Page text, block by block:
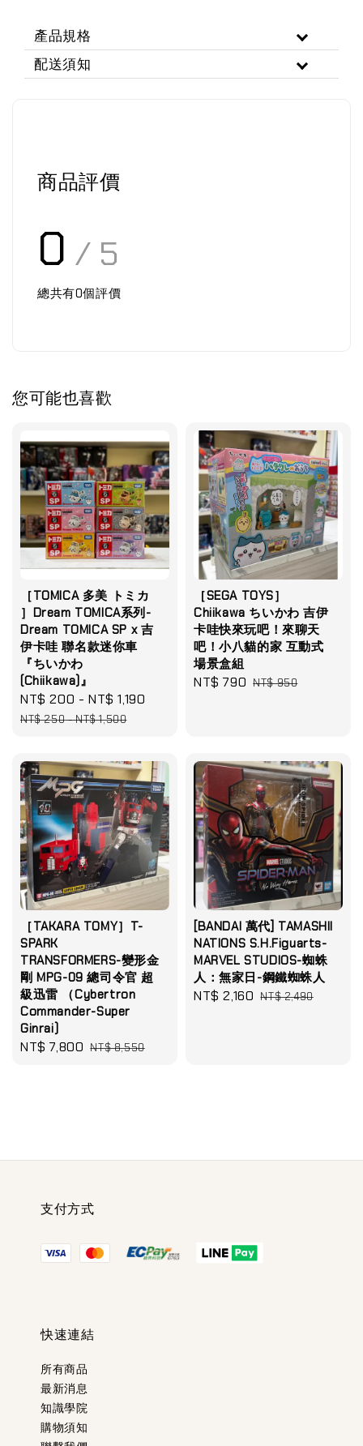
產品規格
配送須知
商品評價
0 / 5
總共有0個評價
您可能也喜歡
［TOMICA 多美 トミカ
］Dream TOMICA系列-
Dream TOMICA SP x 吉
伊卡哇 聯名款迷你車
『ちいかわ
(Chiikawa)』
Sale
price
NT$ 200 -NT$ 1,190
NT$ 250-NT$ 1,500
［SEGA TOYS］
Chiikawa ちいかわ 吉伊
卡哇快來玩吧！來聊天
吧！小八貓的家 互動式
場景盒組
Sale
NT$ 790 Regular
NT$ 950
［TAKARA TOMY］T-
SPARK
TRANSFORMERS-變形金
剛 MPG-09 總司令官 超
級迅雷 （Cybertron
Commander-Super
Ginrai)
Sale
NT$ 7,800 Regular
NT$ 8,550
[BANDAI 萬代] TAMASHII
NATIONS S.H.Figuarts-
MARVEL STUDIOS-蜘蛛
人：無家日-鋼鐵蜘蛛人
Sale
NT$ 2,160 Regular
NT$ 2,490
支付方式
快速連結
所有商品
最新消息
知識學院
購物須知